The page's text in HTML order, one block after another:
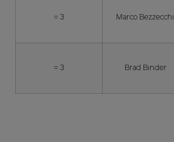
= 3 Marco Bezzecchi
= 3 Brad Binder